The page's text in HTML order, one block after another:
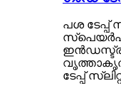
പശ ടേപ്പ്
ടേപ്പ്